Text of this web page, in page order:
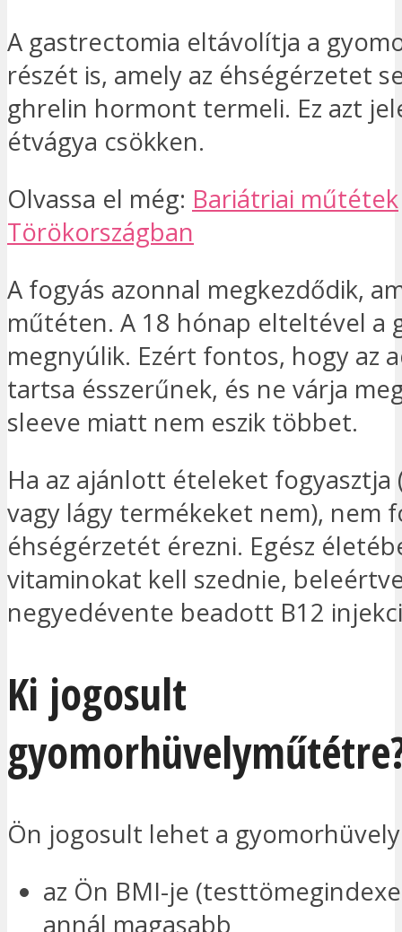
A gastrectomia eltávolítja a
részét is, amely az éhségérzetet
ghrelin hormont termeli. Ez azt
étvágya csökken.
Olvassa el még: Bariátriai műtétek
Törökországban
A fogyás azonnal megkezdődik,
műtéten. A 18 hónap elteltével a
megnyúlik. Ezért fontos, hogy az
tartsa ésszerűnek, és ne várja
sleeve miatt nem eszik többet.
Ha az ajánlott ételeket
vagy lágy termékeket nem), nem
éhségérzetét érezni. Egész
vitaminokat kell szednie,
negyedévente beadott B12
Ki jogosult
Ön jogosult lehet a
az Ön BMI-je
annál magasabb